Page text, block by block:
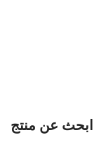
ابحث عن منتج